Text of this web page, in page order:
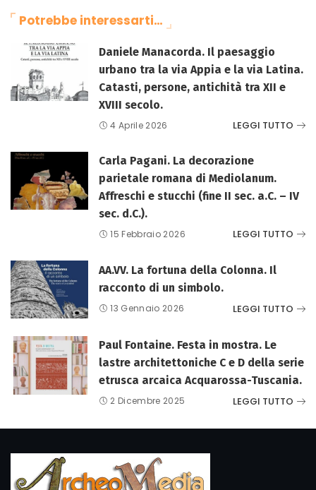
Potrebbe interessarti…
Daniele Manacorda. Il paesaggio
urbano tra la via Appia e la via Latina.
Catasti, persone, antichità tra XII e
XVIII secolo.
4 Aprile 2026 LEGGI TUTTO
Carla Pagani. La decorazione
parietale romana di Mediolanum.
Affreschi e stucchi (fine II sec. a.C. – IV
sec. d.C.).
15 Febbraio 2026 LEGGI TUTTO
AA.VV. La fortuna della Colonna. Il
racconto di un simbolo.
13 Gennaio 2026 LEGGI TUTTO
Paul Fontaine. Festa in mostra. Le
lastre architettoniche C e D della serie
etrusca arcaica Acquarossa-Tuscania.
2 Dicembre 2025 LEGGI TUTTO